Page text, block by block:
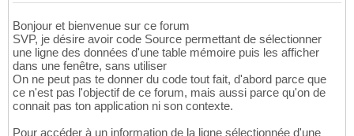
Bonjour et bienvenue sur ce forum
SVP, je désire avoir code Source permettant de sélectionner
une ligne des données d'une table mémoire puis les afficher
dans une fenêtre, sans utiliser
On ne peut pas te donner du code tout fait, d'abord parce que
ce n'est pas l'objectif de ce forum, mais aussi parce qu'on de
connait pas ton application ni son contexte.
Pour accéder à un information de la ligne sélectionnée d'une